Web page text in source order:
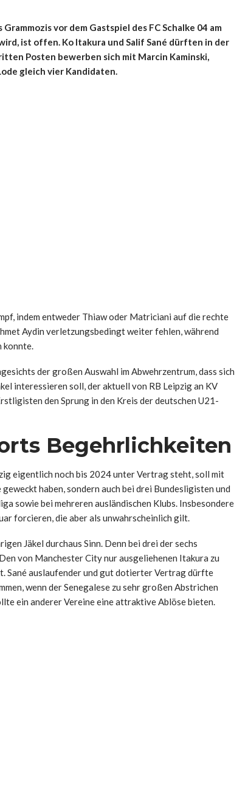
vor dem Gastspiel des FC Schalke 04 am
ist offen. Ko Itakura und Salif Sané dürften in der
Posten bewerben sich mit Marcin Kaminski,
gleich vier Kandidaten.
indem entweder Thiaw oder Matriciani auf die rechte
Aydin verletzungsbedingt weiter fehlen, während
konnte.
der großen Auswahl im Abwehrzentrum, dass sich
interessieren soll, der aktuell von RB Leipzig an KV
den Sprung in den Kreis der deutschen U21-
Begehrlichkeiten
eigentlich noch bis 2024 unter Vertrag steht, soll mit
haben, sondern auch bei drei Bundesligisten und
sowie bei mehreren ausländischen Klubs. Insbesondere
forcieren, die aber als unwahrscheinlich gilt.
Jäkel durchaus Sinn. Denn bei drei der sechs
von Manchester City nur ausgeliehenen Itakura zu
Sané auslaufender und gut dotierter Vertrag dürfte
wenn der Senegalese zu sehr großen Abstrichen
ein anderer Vereine eine attraktive Ablöse bieten.